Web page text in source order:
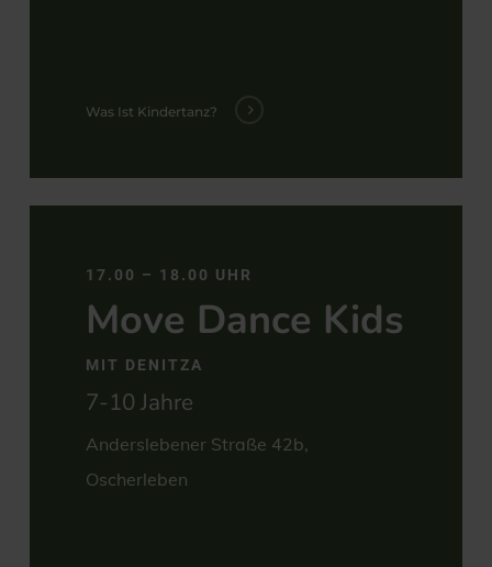
Was Ist Kindertanz?
17.00 – 18.00 UHR
Move Dance Kids
MIT DENITZA
7-10 Jahre
Anderslebener Straße 42b,
Oscherleben